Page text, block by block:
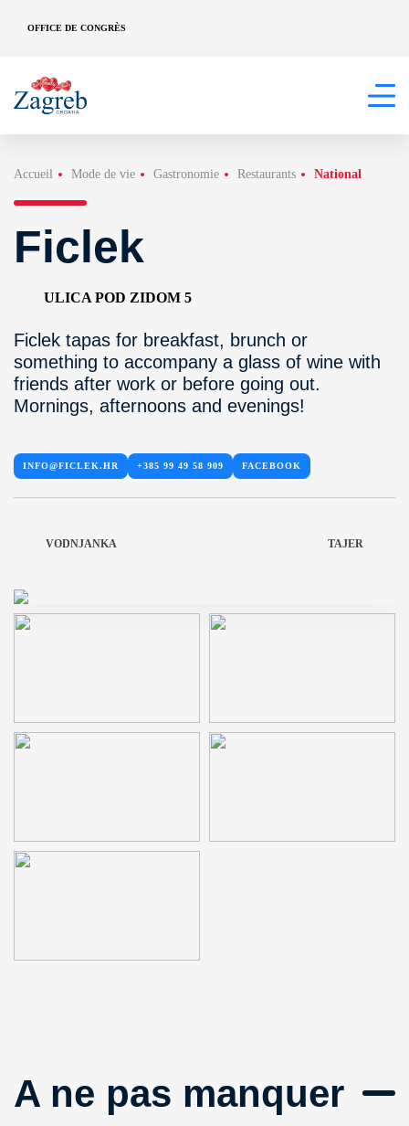
OFFICE DE CONGRÈS
Accueil Mode de vie Gastronomie Restaurants National
Ficlek
ULICA POD ZIDOM 5
Ficlek tapas for breakfast, brunch or
something to accompany a glass of wine with
friends after work or before going out.
Mornings, afternoons and evenings!
INFO@FICLEK.HR +385 99 49 58 909 FACEBOOK
VODNJANKA TAJER
A ne pas manquer